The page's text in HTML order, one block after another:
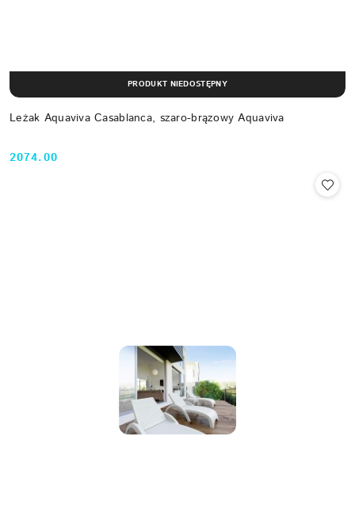
Leżak Aquaviva Casablanca, szaro-brązowy Aquaviva
Cena:
2074.00
PRODUKT NIEDOSTĘPNY